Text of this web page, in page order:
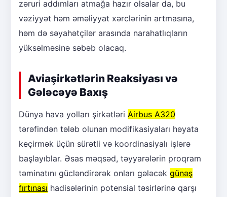
zəruri addımları atmağa hazır olsalar da, bu
vəziyyət həm əməliyyat xərclərinin artmasına,
həm də səyahətçilər arasında narahatlıqların
yüksəlməsinə səbəb olacaq.
Aviaşirkətlərin Reaksiyası və
Gələcəyə Baxış
Dünya hava yolları şirkətləri Airbus A320
tərəfindən tələb olunan modifikasiyaları həyata
keçirmək üçün sürətli və koordinasiyalı işlərə
başlayıblar. Əsas məqsəd, təyyarələrin proqram
təminatını gücləndirərək onları gələcək günəş
fırtınası hadisələrinin potensial təsirlərinə qarşı